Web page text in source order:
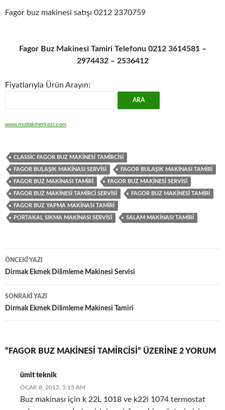
Fagor buz makinesi satışı 0212 2370759
Fagor Buz Makinesi Tamiri Telefonu 0212 3614581 –
2974432 – 2536412
Fiyatlarıyla Ürün Arayın:
www.mutfakmerkezi.com
CLASSIC FAGOR BUZ MAKINESI TAMIRCISI
FAGOR BULAŞIK MAKINASI SERVISI FAGOR BULAŞIK MAKINASI TAMIRI
FAGOR BUZ MAKINASI TAMIRI FAGOR BUZ MAKINESI SERVISI
FAGOR BUZ MAKINESI TAMIRCI SERVISI FAGOR BUZ MAKINESI TAMIRI
FAGOR BUZ YAPMA MAKINASI TAMIRI
PORTAKAL SIKMA MAKINASI SERVISI SALAM MAKINASI TAMIRI
Yazı
dolaşımı
ÖNCEKI YAZI
Dirmak Ekmek Dilimleme Makinesi Servisi
SONRAKI YAZI
Dirmak Ekmek Dilimleme Makinesi Tamiri
“FAGOR BUZ MAKINESI TAMIRCISI” ÜZERINE 2 YORUM
ümit teknik
OCAK 8, 2013, 5:15 AM
Buz makinası için k 22L 1018 ve k22l 1074 termostat